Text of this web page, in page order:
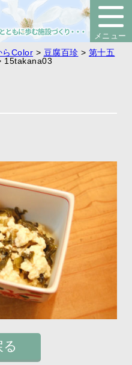
らColor > 豆腐百珍 > 第十五
15takana03
る